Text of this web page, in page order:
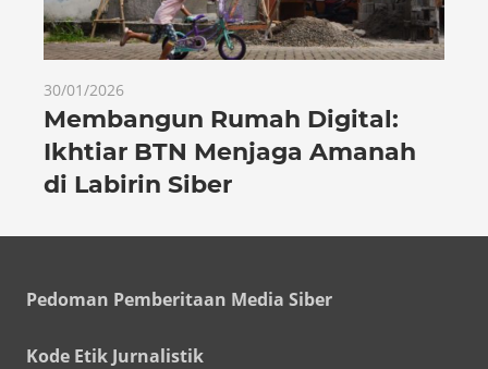
30/01/2026
Membangun Rumah Digital:
Ikhtiar BTN Menjaga Amanah
di Labirin Siber
Pedoman Pemberitaan Media Siber
Kode Etik Jurnalistik